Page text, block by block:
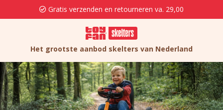
Gratis verzenden en retourneren va. 29,00
Het grootste aanbod skelters van Nederland